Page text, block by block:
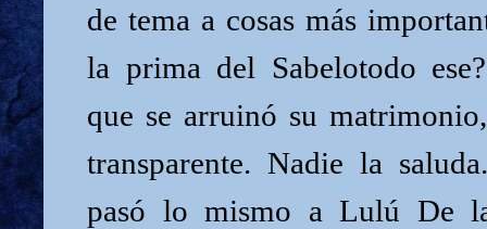
de tema a cosas más
la prima del Sabelotodo
que se arruinó su
transparente. Nadie la
pasó lo mismo a Lulú De